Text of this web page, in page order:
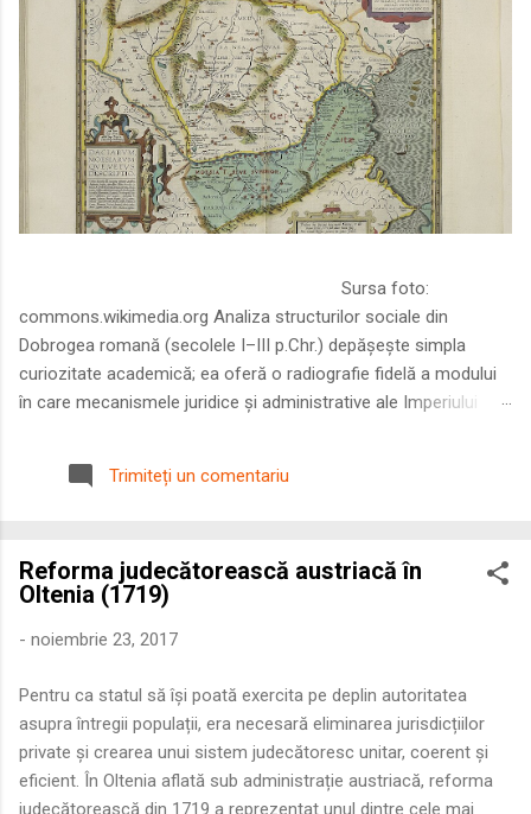
Sursa foto:
commons.wikimedia.org Analiza structurilor sociale din
Dobrogea romană (secolele I–III p.Chr.) depășește simpla
curiozitate academică; ea oferă o radiografie fidelă a modului
în care mecanismele juridice și administrative ale Imperiului
Într-o epocă în care prosperitatea excepțională a lumii romane
era susținută de o mobilitate socială dinamică și de o libertate
roman – în special a cetățenilor romani ( cives Romani ) în
țesutul urban și rural dobrogean – ne permite să măsurăm cu
precizie profunzimea și ritmul procesului de rom...
Trimiteți un comentariu
Reforma judecătorească austriacă în
Oltenia (1719)
- noiembrie 23, 2017
Pentru ca statul să își poată exercita pe deplin autoritatea
asupra întregii populații, era necesară eliminarea jurisdicțiilor
private și crearea unui sistem judecătoresc unitar, coerent și
eficient. În Oltenia aflată sub administrație austriacă, reforma
judecătorească din 1719 a reprezentat unul dintre cele mai